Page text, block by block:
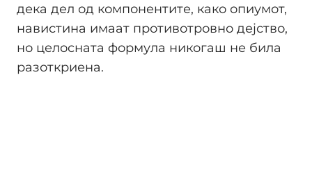
дека дел од компонентите, како опиумот,
навистина имаат противотровно дејство,
но целосната формула никогаш не била
разоткриена.